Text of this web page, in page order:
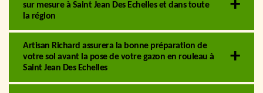
sur mesure à Saint Jean Des Echelles et dans toute
la région
Artisan Richard assurera la bonne préparation de
votre sol avant la pose de votre gazon en rouleau à
Saint Jean Des Echelles